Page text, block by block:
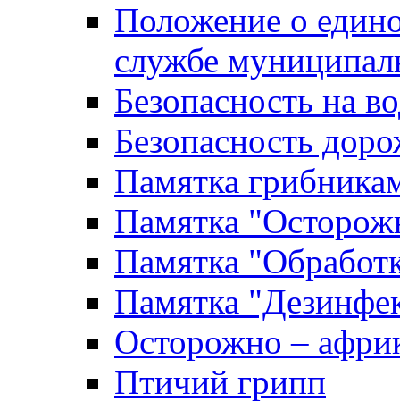
Положение о
службе
Безопасность на
Безопасность
Памятка
Памятка
Памятка
Памятка
Осторожно –
Птичий грипп